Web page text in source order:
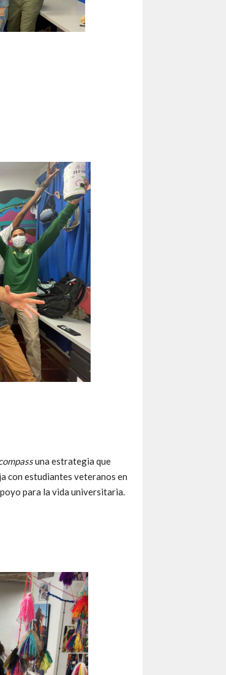
una estrategia que
con estudiantes veteranos en
para la vida universitaria.